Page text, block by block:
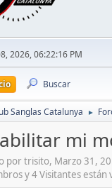
2026, 06:22:16 PM
Buscar
Sanglas Catalunya ►
mi
por trisito, Marzo 31,
y 4 Visitantes están